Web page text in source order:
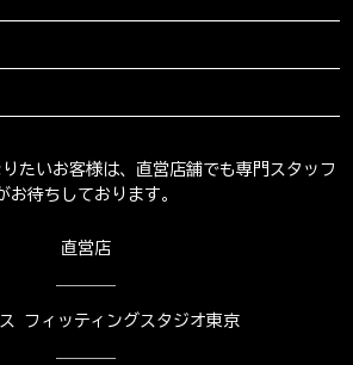
たいお客様は、直営店舗でも専門スタッフ
お待ちしております。
直営店
フィッティングスタジオ東京